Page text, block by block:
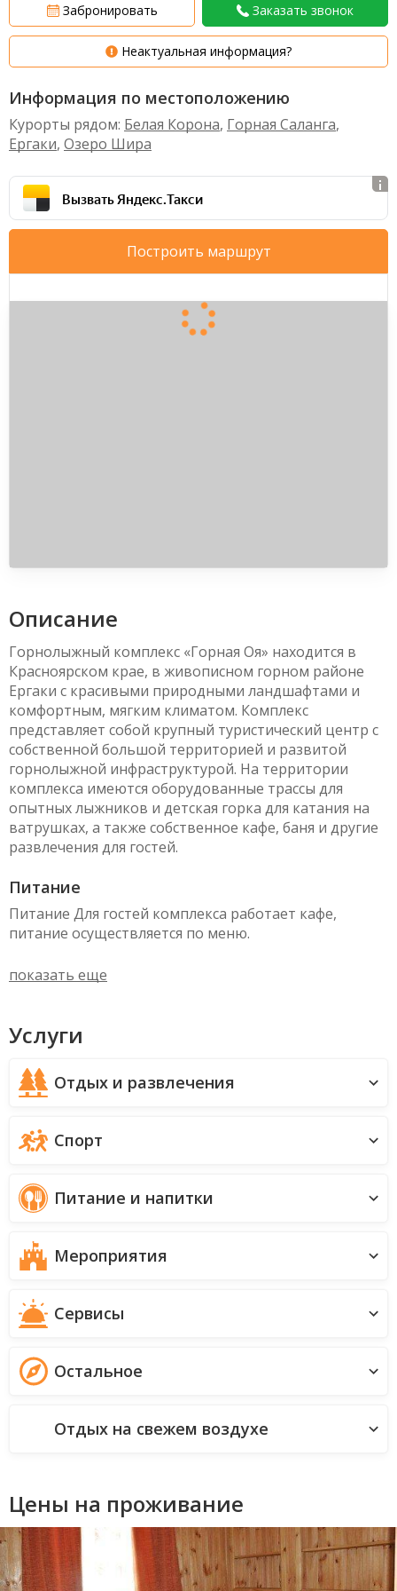
Забронировать Заказать звонок
Неактуальная информация?
Информация по местоположению
Курорты рядом: Белая Корона, Горная Саланга,
Ергаки, Озеро Шира
Вызвать Яндекс.Такси
Построить маршрут
Описание
Горнолыжный комплекс «Горная Оя» находится в
Красноярском крае, в живописном горном районе
Ергаки с красивыми природными ландшафтами и
комфортным, мягким климатом. Комплекс
представляет собой крупный туристический центр с
собственной большой территорией и развитой
горнолыжной инфраструктурой. На территории
комплекса имеются оборудованные трассы для
опытных лыжников и детская горка для катания на
ватрушках, а также собственное кафе, баня и другие
развлечения для гостей.
Питание
Питание Для гостей комплекса работает кафе,
питание осуществляется по меню.
показать еще
Услуги
Отдых и развлечения
Спорт
Питание и напитки
Мероприятия
Сервисы
Остальное
Отдых на свежем воздухе
Цены на проживание